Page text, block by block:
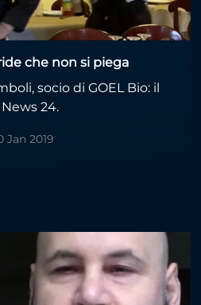
che non si piega
socio di GOEL Bio: il
24.
Jan 2019